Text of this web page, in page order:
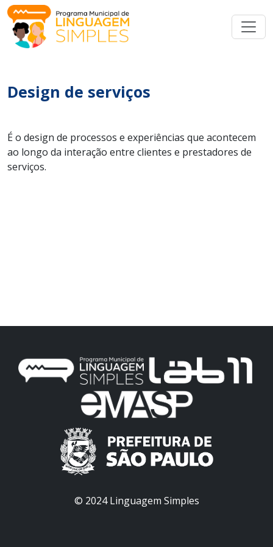
Design de serviços
É o design de processos e experiências que acontecem
ao longo da interação entre clientes e prestadores de
serviços.
© 2024 Linguagem Simples